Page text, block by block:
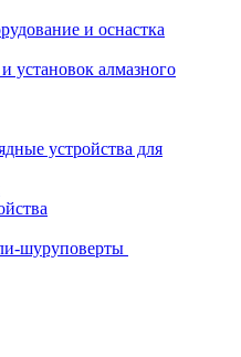
и оснастка
установок алмазного
устройства для
шуруповерты